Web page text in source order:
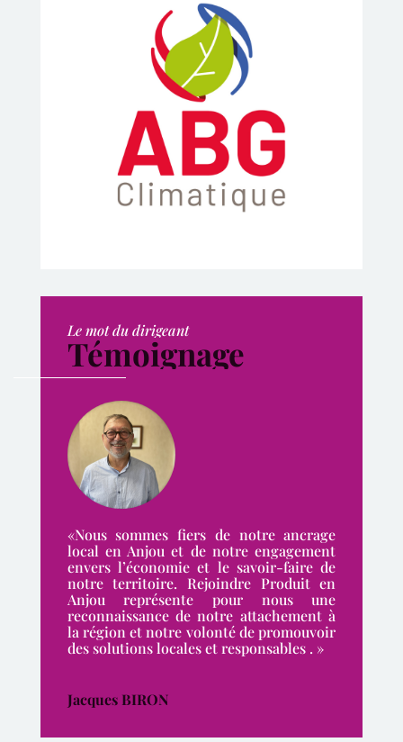
Le mot du dirigeant
Témoignage
«Nous sommes fiers de notre ancrage
local en Anjou et de notre engagement
envers l’économie et le savoir-faire de
notre territoire. Rejoindre Produit en
Anjou représente pour nous une
reconnaissance de notre attachement à
la région et notre volonté de promouvoir
des solutions locales et responsables . »
Jacques BIRON